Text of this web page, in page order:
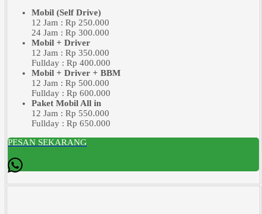
Mobil (Self Drive)
12 Jam : Rp 250.000
24 Jam : Rp 300.000
Mobil + Driver
12 Jam : Rp 350.000
Fullday : Rp 400.000
Mobil + Driver + BBM
12 Jam : Rp 500.000
Fullday : Rp 600.000
Paket Mobil All in
12 Jam : Rp 550.000
Fullday : Rp 650.000
PESAN SEKARANG